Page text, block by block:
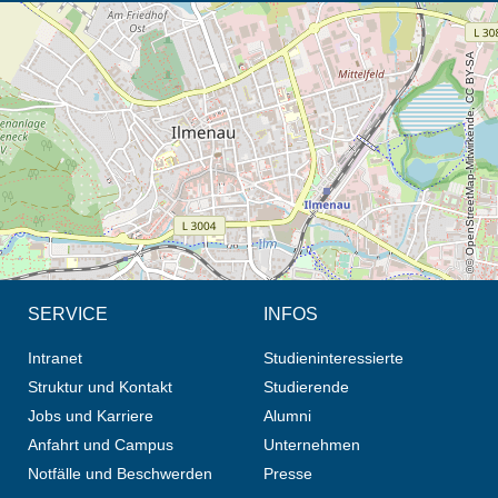
Öffnet die Anfahrtsbeschreibung in neuem Tab (Karte)
© OpenStreetMap-Mitwirkende, CC BY-SA
SERVICE
Intranet
Struktur und Kontakt
Jobs und Karriere
Anfahrt und Campus
Notfälle und Beschwerden
INFOS
Studieninteressierte
Studierende
Alumni
Unternehmen
Presse